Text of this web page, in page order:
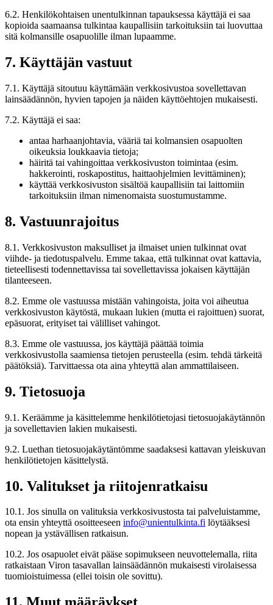
6.2. Henkilökohtaisen unentulkinnan tapauksessa käyttäjä ei saa
kopioida saamaansa tulkintaa kaupallisiin tarkoituksiin tai luovuttaa
sitä kolmansille osapuolille ilman lupaamme.
7. Käyttäjän vastuut
7.1. Käyttäjä sitoutuu käyttämään verkkosivustoa sovellettavan
lainsäädännön, hyvien tapojen ja näiden käyttöehtojen mukaisesti.
7.2. Käyttäjä ei saa:
antaa harhaanjohtavia, vääriä tai kolmansien osapuolten
oikeuksia loukkaavia tietoja;
häiritä tai vahingoittaa verkkosivuston toimintaa (esim.
hakkerointi, roskapostitus, haittaohjelmien levittäminen);
käyttää verkkosivuston sisältöä kaupallisiin tai laittomiin
tarkoituksiin ilman nimenomaista suostumustamme.
8. Vastuunrajoitus
8.1. Verkkosivuston maksulliset ja ilmaiset unien tulkinnat ovat
viihde- ja tiedotuspalvelu. Emme takaa, että tulkinnat ovat kattavia,
tieteellisesti todennettavissa tai sovellettavissa jokaisen käyttäjän
tilanteeseen.
8.2. Emme ole vastuussa mistään vahingoista, joita voi aiheutua
verkkosivuston käytöstä, mukaan lukien (mutta ei rajoittuen) suorat,
epäsuorat, erityiset tai välilliset vahingot.
8.3. Emme ole vastuussa, jos käyttäjä päättää toimia
verkkosivustolla saamiensa tietojen perusteella (esim. tehdä tärkeitä
päätöksiä). Tarvittaessa ota aina yhteyttä alan ammattilaiseen.
9. Tietosuoja
9.1. Keräämme ja käsittelemme henkilötietojasi tietosuojakäytännön
ja sovellettavien lakien mukaisesti.
9.2. Luethan tietosuojakäytäntömme saadaksesi kattavan yleiskuvan
henkilötietojen käsittelystä.
10. Valitukset ja riitojenratkaisu
10.1. Jos sinulla on valituksia verkkosivustosta tai palveluistamme,
ota ensin yhteyttä osoitteeseen info@unientulkinta.fi löytääksesi
nopean ja ystävällisen ratkaisun.
10.2. Jos osapuolet eivät pääse sopimukseen neuvottelemalla, riita
ratkaistaan Viron tasavallan lainsäädännön mukaisesti virolaisessa
tuomioistuimessa (ellei toisin ole sovittu).